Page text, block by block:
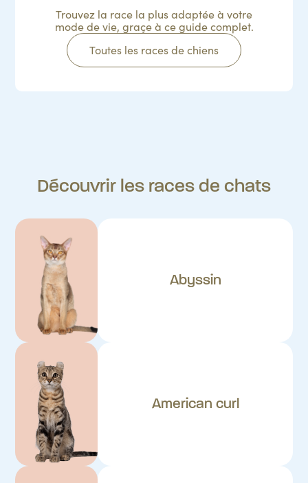
Trouvez la race la plus adaptée à votre
mode de vie, graçe à ce guide complet.
Toutes les races de chiens
Découvrir les races de chats
Abyssin
American curl